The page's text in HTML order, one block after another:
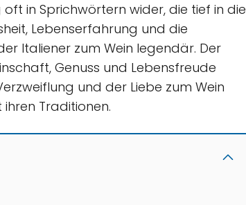
in Sprichwörtern wider, die tief in die
Lebenserfahrung und die
Italiener zum Wein legendär. Der
Genuss und Lebensfreude
und der Liebe zum Wein
Traditionen.